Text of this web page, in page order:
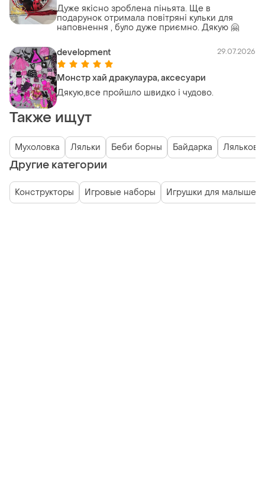
Дуже якісно зроблена піньята. Ще в
подарунок отримала повітряні кульки для
наповнення , було дуже приємно. Дякую 🤗
development 29.07.2026
Монстр хай дракулаура, аксесуари
Дякую,все пройшло швидко і чудово.
Также ищут
Мухоловка Ляльки Беби борны Байдарка
Другие категории
Конструкторы Игровые наборы Игрушки для малышей